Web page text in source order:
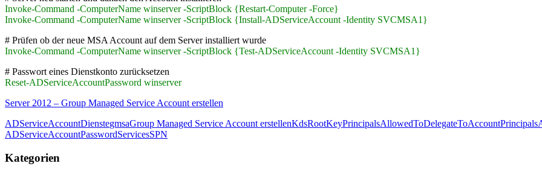
Invoke-Command -ComputerName winserver -ScriptBlock {Restart-Computer -Force}
Invoke-Command -ComputerName winserver -ScriptBlock {Install-ADServiceAccount -Identity SVCMSA1}
# Prüfen ob der neue MSA Account auf dem Server installiert wurde
Invoke-Command -ComputerName winserver -ScriptBlock {Test-ADServiceAccount -Identity SVCMSA1}
# Passwort eines Dienstkonto zurücksetzen
Reset-ADServiceAccountPassword winserver
Server 2012 – Group Managed Service Account erstellen
ADServiceAccountDienstegmsaGroup Managed Service Account erstellenKdsRootKeyPrincipalsAllowedToDelegateToAccount
ADServiceAccountPasswordServicesSPN
Kategorien